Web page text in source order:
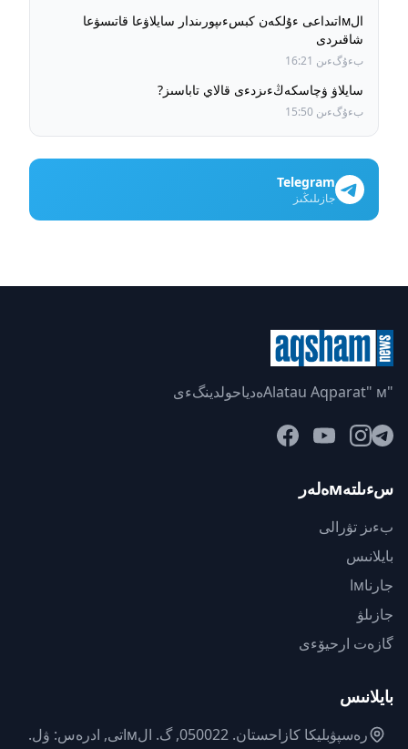
الмاتىداعى ءۇلكەن كبسءىپورىندار سايلاۋعا قاتىسۋعا
شاقىردى
بءۇگءىن 16:21
سايلاۋ ۋچاسكەڭءىزدءى قالاي تاباسىز?
بءۇگءىن 15:50
Telegram
جازىلىڭىز
"Alatau Aqparat" мەدياحولدينگءى
سءىلتەмەلەر
بءىز تۋرالى
بايلانىس
جارناмا
جازىلۋ
گازەت ارحيۆءى
بايلانىس
رەسپۋبليكا كازاحستان. 050022, گ. الмاتى, ادرەس: ۋل.